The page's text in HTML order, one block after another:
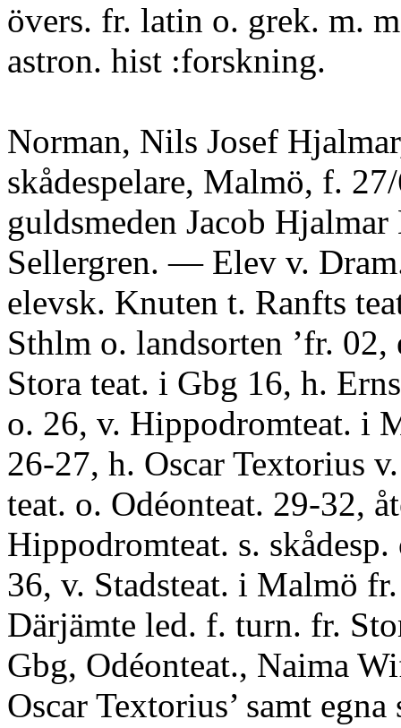
övers. fr. latin o. grek. m.
astron. hist :forskning.
Norman, Nils Josef
skådespelare, Malmö, f.
guldsmeden Jacob
Sellergren. — Elev v.
elevsk. Knuten t. Ranfts
Sthlm o. landsorten ’fr. 02,
Stora teat. i Gbg 16, h.
o. 26, v. Hippodromteat. i
26-27, h. Oscar Textorius
teat. o. Odéonteat. 29-32,
Hippodromteat. s.
36, v. Stadsteat. i Malmö
Därjämte led. f. turn. fr.
Gbg, Odéonteat., Naima
Oscar Textorius’ samt egna